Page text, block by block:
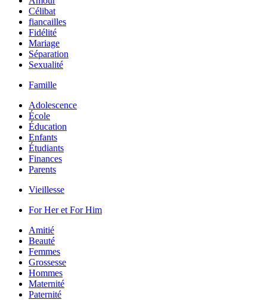
Célibat
fiancailles
Fidélité
Mariage
Séparation
Sexualité
Famille
Adolescence
École
Éducation
Enfants
Étudiants
Finances
Parents
Vieillesse
For Her et For Him
Amitié
Beauté
Femmes
Grossesse
Hommes
Maternité
Paternité